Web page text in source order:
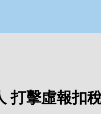
打擊虛報扣